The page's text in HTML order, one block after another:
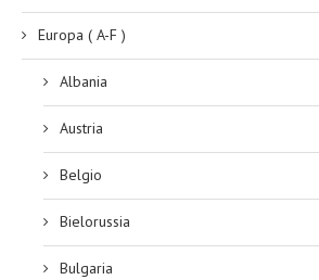
Europa ( A-F )
Albania
Austria
Belgio
Bielorussia
Bulgaria